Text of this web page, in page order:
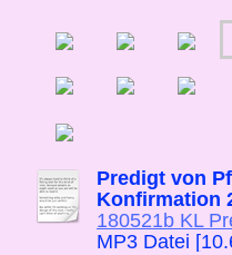
Predigt von
Konfirmation
180521b KL
MP3 Datei